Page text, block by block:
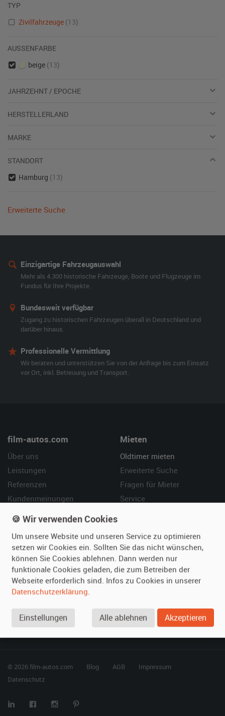
TYP
Zivilfahrzeuge (13)
AUSSENFARBE
beige (13)
JAHRZEHNT / EPOCHE
HERSTELLERLAND
MARKE
STANDORT
Hamburg (13)
Erweiterte Suche
Einzigartige Fahrzeugauswahl
Mehr als 4.300 historische Fahrzeuge, Boote und Flugzeuge im
Fundus für Ihre Projekte.
Bundesweit verfügbar
Zugang zu historischen Fahrzeugen überall in Deutschland und
darüber hinaus.
Professionelle Vermittlung
Wir beraten und unterstützen Sie von der Anfrage bis zum Einsatz
vor Ort, inkl. Betreuung und Transport.
film-autos.com
Über uns
Leistungen
Referenzen
Kundenmeinungen
Mieten
Oldtimer mieten
Erweiterte Suche
Fragen für Mieter
Service
Vermieten
Oldtimer anmelden
Fotos senden
Fragen für Vermieter
Inserat verwalten
Häufige Fragen (FAQ)
So funktioniert's
Kontakt
SPECIAL
Berühmte Filmautos –
© 2026 film-autos.com Blog AGB
Impressum
Datenschutz
🍪 Wir verwenden Cookies
Um unsere Website und unseren Service zu optimieren
setzen wir Cookies ein. Sollten Sie das nicht wünschen,
können Sie Cookies ablehnen. Dann werden nur
funktionale Cookies geladen, die zum Betreiben der
Webseite erforderlich sind. Infos zu Cookies in unserer
Datenschutzerklärung.
Einstellungen Alle ablehnen Akzeptieren